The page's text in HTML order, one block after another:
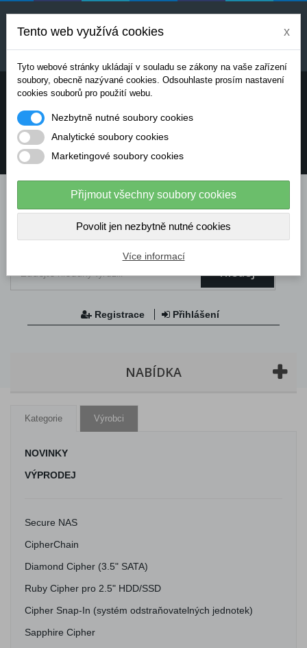
Uvedené ceny jsou orientační a mohou se měnit v
závislosti na aktuálních cenách výrobců a
dodavatelů. Pro přesnou cenovou nabídku prosím
Potřebujete poradit? Chcete objednávat telefonicky:
info@dataflex-security.com
Hledej
Registrace Přihlášení
NABÍDKA
Kategorie Výrobci
NOVINKY
VÝPRODEJ
Secure NAS
CipherChain
Diamond Cipher (3.5" SATA)
Ruby Cipher pro 2.5" HDD/SSD
Cipher Snap-In (systém odstraňovatelných jednotek)
Sapphire Cipher
Tento web využívá cookies x
Tyto webové stránky ukládají v souladu se zákony na vaše zařízení
soubory, obecně nazývané cookies. Odsouhlaste prosím nastavení
cookies souborů pro použití webu.
Nezbytně nutné soubory cookies
Analytické soubory cookies
Marketingové soubory cookies
Přijmout všechny soubory cookies
Povolit jen nezbytně nutné cookies
Více informací